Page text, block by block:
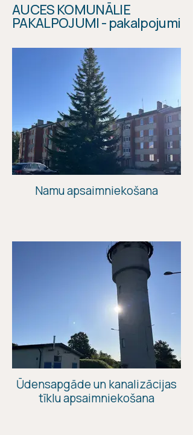
AUCES KOMUNĀLIE
PAKALPOJUMI - pakalpojumi
Namu apsaimniekošana
Ūdensapgāde un kanalizācijas
tīklu apsaimniekošana